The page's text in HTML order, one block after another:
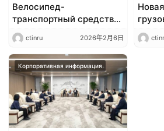
Велосипед-
транспортный средство,
способное перевозить
33 500 литров топлива,
создано на базе модели
Scania 500R. Это первый
в мире топливный
автотранспорт с пятью
осями и системой
передач типа 10×2!
ctinru 2026年2月6日
года
на
Корпоративная информация